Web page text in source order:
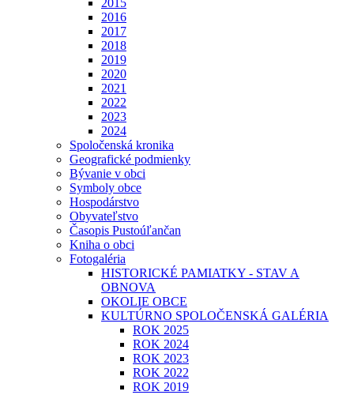
2015
2016
2017
2018
2019
2020
2021
2022
2023
2024
Spoločenská kronika
Geografické podmienky
Bývanie v obci
Symboly obce
Hospodárstvo
Obyvateľstvo
Časopis Pustoúľančan
Kniha o obci
Fotogaléria
HISTORICKÉ PAMIATKY - STAV A
OBNOVA
OKOLIE OBCE
KULTÚRNO SPOLOČENSKÁ GALÉRIA
ROK 2025
ROK 2024
ROK 2023
ROK 2022
ROK 2019